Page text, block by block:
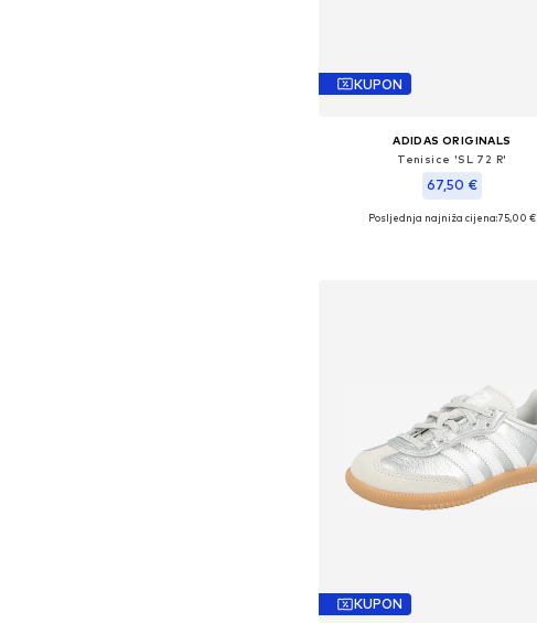
KUPON
ADIDAS ORIGINALS
Tenisice 'SL 72 R'
67,50 €
Dostupno u više veličina
Posljednja najniža cijena:75,00 €
KUPON